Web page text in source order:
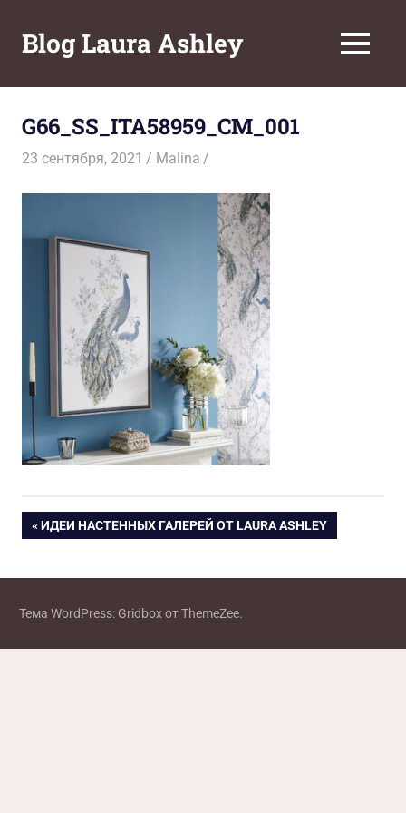
содержимому
Blog Laura Ashley МЕНЮ
G66_SS_ITA58959_CM_001
23 сентября, 2021 Malina
Навигация
по
записям
ПРЕДЫДУЩАЯ
ИДЕИ НАСТЕННЫХ ГАЛЕРЕЙ ОТ LAURA ASHLEY
Тема WordPress: Gridbox от ThemeZee.